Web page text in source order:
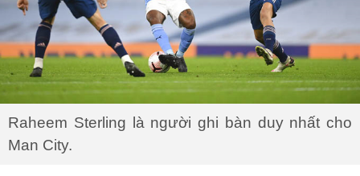
Raheem Sterling là người ghi bàn duy nhất cho
Man City.